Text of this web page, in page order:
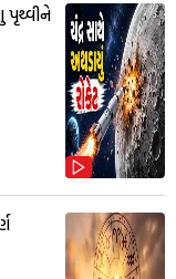
પૃથ્વીને